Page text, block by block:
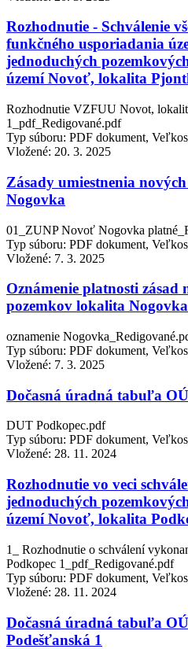
Rozhodnutie - Schválenie
funkčného usporiadania
jednoduchých
území Novoť, lokalita
Rozhodnutie VZFUU Novot,
1_pdf_Redigované.pdf
Typ súboru: PDF dokument,
Vložené: 20. 3. 2025
Zásady umiestnenia
Nogovka
01_ZUNP Novoť Nogovka
Typ súboru: PDF dokument,
Vložené: 7. 3. 2025
Oznámenie platnosti zásad
pozemkov lokalita Nogovka
oznamenie
Typ súboru: PDF dokument,
Vložené: 7. 3. 2025
Dočasná úradná tabuľa
DUT Podkopec.pdf
Typ súboru: PDF dokument,
Vložené: 28. 11. 2024
Rozhodnutie vo veci
jednoduchých
území Novoť, lokalita
1_ Rozhodnutie o schválení
Podkopec 1_pdf_Redigované.pdf
Typ súboru: PDF dokument,
Vložené: 28. 11. 2024
Dočasná úradná tabuľa
Podešťanská 1